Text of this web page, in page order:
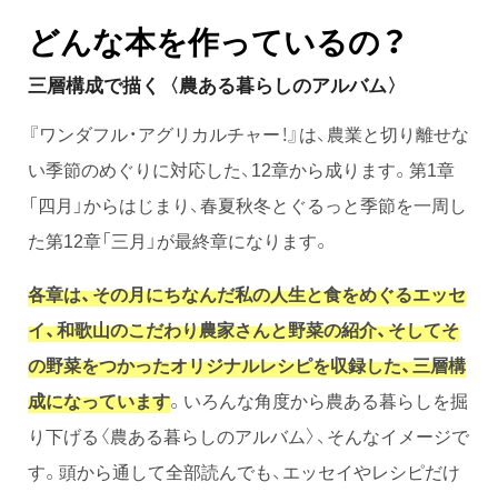
どんな本を作っているの？
三層構成で描く〈農ある暮らしのアルバム〉
『ワンダフル・アグリカルチャー！』は、農業と切り離せな
い季節のめぐりに対応した、12章から成ります。第1章
「四月」からはじまり、春夏秋冬とぐるっと季節を一周し
た第12章「三月」が最終章になります。
各章は、その月にちなんだ私の人生と食をめぐるエッセ
イ、和歌山のこだわり農家さんと野菜の紹介、そしてそ
の野菜をつかったオリジナルレシピを収録した、三層構
成になっています。いろんな角度から農ある暮らしを掘
り下げる〈農ある暮らしのアルバム〉、そんなイメージで
す。頭から通して全部読んでも、エッセイやレシピだけ